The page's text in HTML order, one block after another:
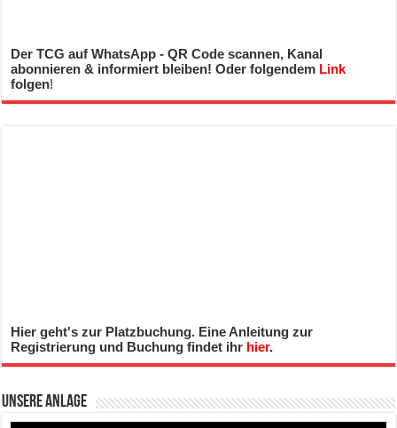
Der TCG auf WhatsApp - QR Code scannen, Kanal
abonnieren & informiert bleiben! Oder folgendem Link
folgen!
Hier geht's zur Platzbuchung. Eine Anleitung zur
Registrierung und Buchung findet ihr hier.
Unsere Anlage